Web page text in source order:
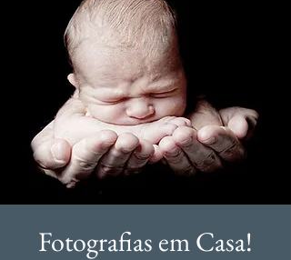
Fotografias em Casa!